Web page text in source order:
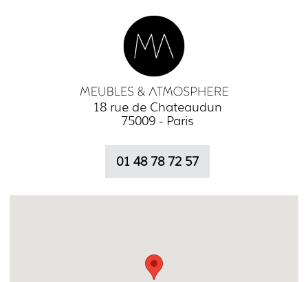
18 rue de Chateaudun
75009 - Paris
01 48 78 72 57